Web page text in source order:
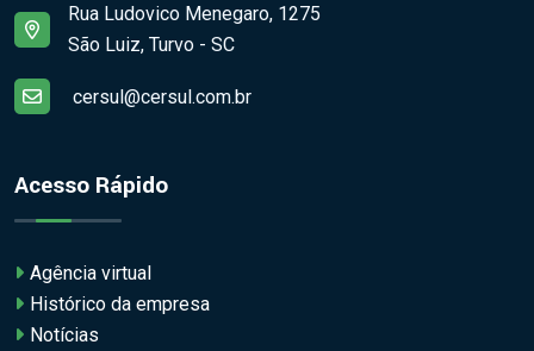
Rua Ludovico Menegaro, 1275
São Luiz, Turvo - SC
cersul@cersul.com.br
Acesso Rápido
Agência virtual
Histórico da empresa
Notícias